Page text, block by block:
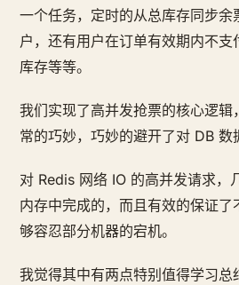
一个任务，定时的从总库存同步余
户，还有用户在订单有效期内不支
库存等等。
我们实现了高并发抢票的核心逻辑
常的巧妙，巧妙的避开了对 DB 数
对 Redis 网络 IO 的高并发请求，
内存中完成的，而且有效的保证
够容忍部分机器的宕机。
我觉得其中有两点特别值得学习总